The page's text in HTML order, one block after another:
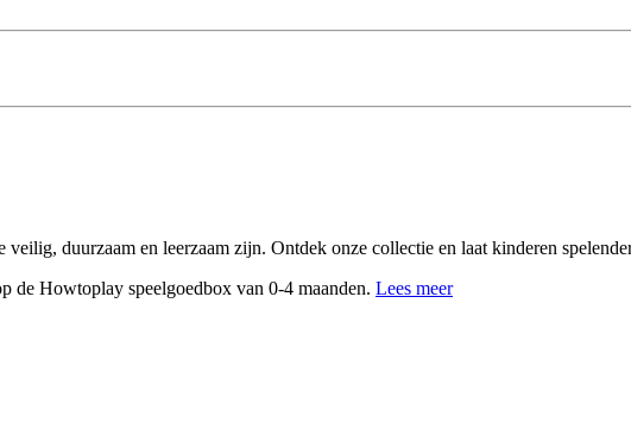
duurzaam en leerzaam zijn. Ontdek onze collectie en laat kinderen
de Howtoplay speelgoedbox van 0-4 maanden. Lees meer